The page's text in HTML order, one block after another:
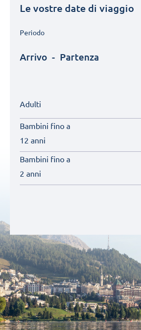
Le vostre date di viaggio
Periodo
Arrivo - Partenza
Adulti
Bambini fino a
12 anni
Bambini fino a
2 anni